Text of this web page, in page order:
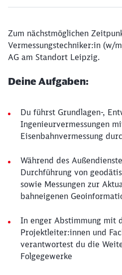
Zum nächstmöglichen
Vermessungstechniker:in (w/
AG am Standort Leipzig.
Deine Aufgaben:
Du führst Grundlagen-,
Ingenieurvermessungen
Eisenbahnvermessung
Während des
Durchführung von
sowie Messungen zur
bahneigenen
In enger Abstimmung mit
Projektleiter:innen und
verantwortest du die
Folgegewerke